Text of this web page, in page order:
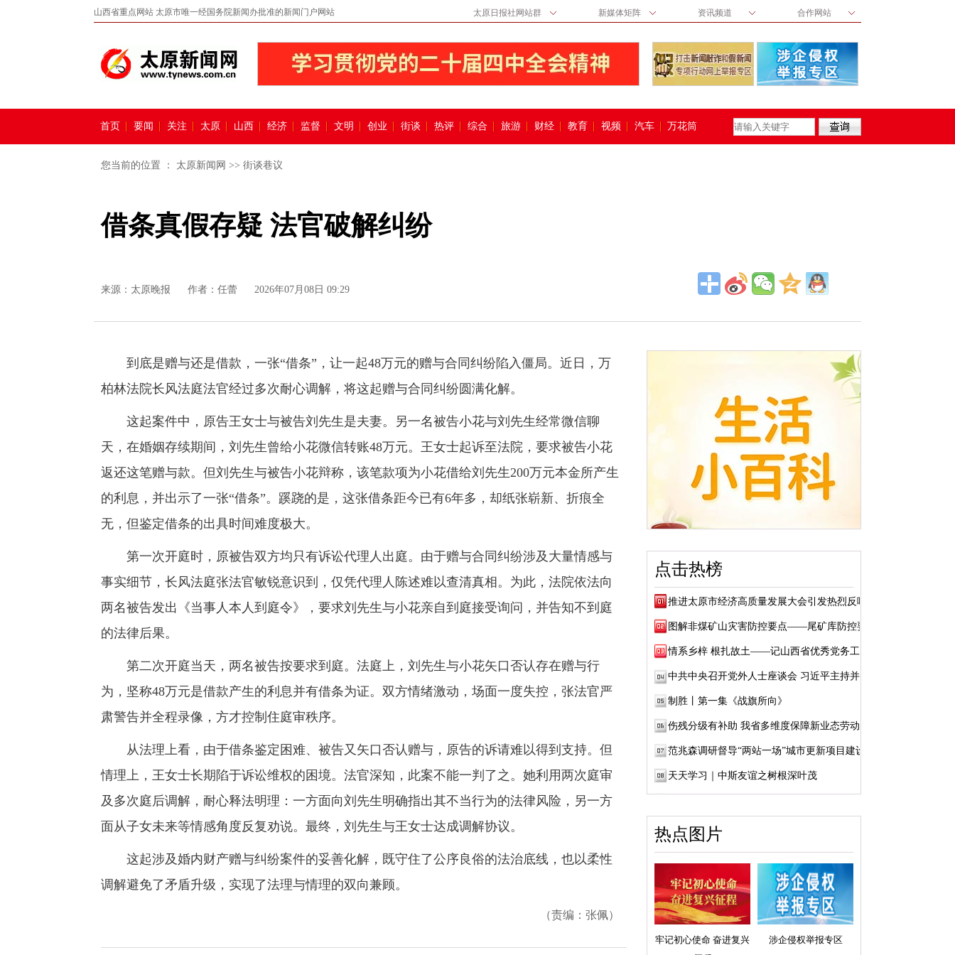
山西省重点网站 太原市唯一经国务院新闻办批准的新闻门户网站 太原日报社网站群 新媒体矩阵 资讯频道 合作网站
首页 要闻 关注 太原 山西 经济 监督 文明 创业 街谈 热评 综合 旅游 财经 教育 视频 汽车 万花筒
您当前的位置 ： 太原新闻网 >> 街谈巷议
借条真假存疑 法官破解纠纷
来源： 太原晚报 作者：任蕾 2026年07月08日 09:29
到底是赠与还是借款，一张“借条”，让一起48万元的赠与合同纠纷陷入僵局。近日，万
柏林法院长风法庭法官经过多次耐心调解，将这起赠与合同纠纷圆满化解。
这起案件中，原告王女士与被告刘先生是夫妻。另一名被告小花与刘先生经常微信聊
天，在婚姻存续期间，刘先生曾给小花微信转账48万元。王女士起诉至法院，要求被告小花
返还这笔赠与款。但刘先生与被告小花辩称，该笔款项为小花借给刘先生200万元本金所产生
的利息，并出示了一张“借条”。蹊跷的是，这张借条距今已有6年多，却纸张崭新、折痕全
无，但鉴定借条的出具时间难度极大。
第一次开庭时，原被告双方均只有诉讼代理人出庭。由于赠与合同纠纷涉及大量情感与
事实细节，长风法庭张法官敏锐意识到，仅凭代理人陈述难以查清真相。为此，法院依法向
两名被告发出《当事人本人到庭令》，要求刘先生与小花亲自到庭接受询问，并告知不到庭
的法律后果。
第二次开庭当天，两名被告按要求到庭。法庭上，刘先生与小花矢口否认存在赠与行
为，坚称48万元是借款产生的利息并有借条为证。双方情绪激动，场面一度失控，张法官严
肃警告并全程录像，方才控制住庭审秩序。
从法理上看，由于借条鉴定困难、被告又矢口否认赠与，原告的诉请难以得到支持。但
情理上，王女士长期陷于诉讼维权的困境。法官深知，此案不能一判了之。她利用两次庭审
及多次庭后调解，耐心释法明理：一方面向刘先生明确指出其不当行为的法律风险，另一方
面从子女未来等情感角度反复劝说。最终，刘先生与王女士达成调解协议。
这起涉及婚内财产赠与纠纷案件的妥善化解，既守住了公序良俗的法治底线，也以柔性
调解避免了矛盾升级，实现了法理与情理的双向兼顾。
（责编：张佩）
点击热榜
推进太原市经济高质量发展大会引发热烈反响
图解非煤矿山灾害防控要点——尾矿库防控要点
情系乡梓 根扎故土——记山西省优秀党务工作...
中共中央召开党外人士座谈会 习近平主持并发...
制胜丨第一集《战旗所向》
伤残分级有补助 我省多维度保障新业态劳动者...
范兆森调研督导“两站一场”城市更新项目建设
天天学习｜中斯友谊之树根深叶茂
热点图片
牢记初心使命 奋进复兴
涉企侵权举报专区